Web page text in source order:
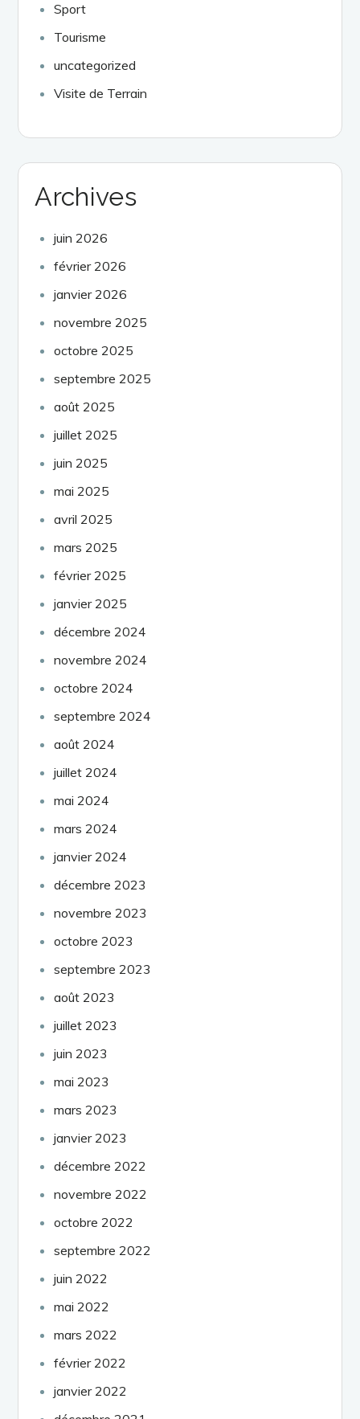
Sport
Tourisme
uncategorized
Visite de Terrain
Archives
juin 2026
février 2026
janvier 2026
novembre 2025
octobre 2025
septembre 2025
août 2025
juillet 2025
juin 2025
mai 2025
avril 2025
mars 2025
février 2025
janvier 2025
décembre 2024
novembre 2024
octobre 2024
septembre 2024
août 2024
juillet 2024
mai 2024
mars 2024
janvier 2024
décembre 2023
novembre 2023
octobre 2023
septembre 2023
août 2023
juillet 2023
juin 2023
mai 2023
mars 2023
janvier 2023
décembre 2022
novembre 2022
octobre 2022
septembre 2022
juin 2022
mai 2022
mars 2022
février 2022
janvier 2022